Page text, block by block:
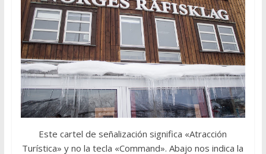
Este cartel de señalización significa «Atracción
Turística» y no la tecla «Command». Abajo nos indica la